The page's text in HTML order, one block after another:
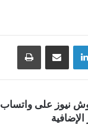
لينكدإن مشاركة عبر البريد
نيوز على واتساب